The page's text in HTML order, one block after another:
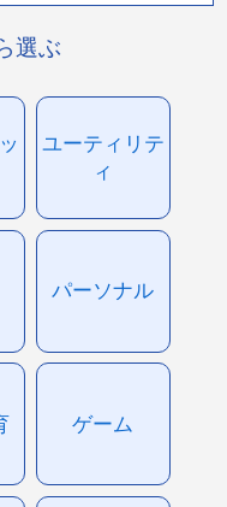
選ぶ
ユーティリテ
ィ
パーソナル
ゲーム